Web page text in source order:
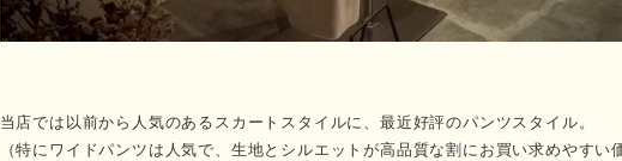
当店では以前から人気のあるスカートスタイルに、最近好評のパンツスタイル。
（特にワイドパンツは人気で、生地とシルエットが高品質な割にお買い求めやすい